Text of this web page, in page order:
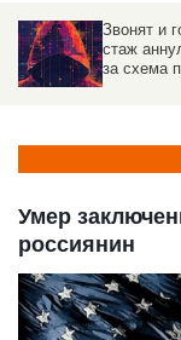
Звонят и
стаж
за схема
Умер
россиянин